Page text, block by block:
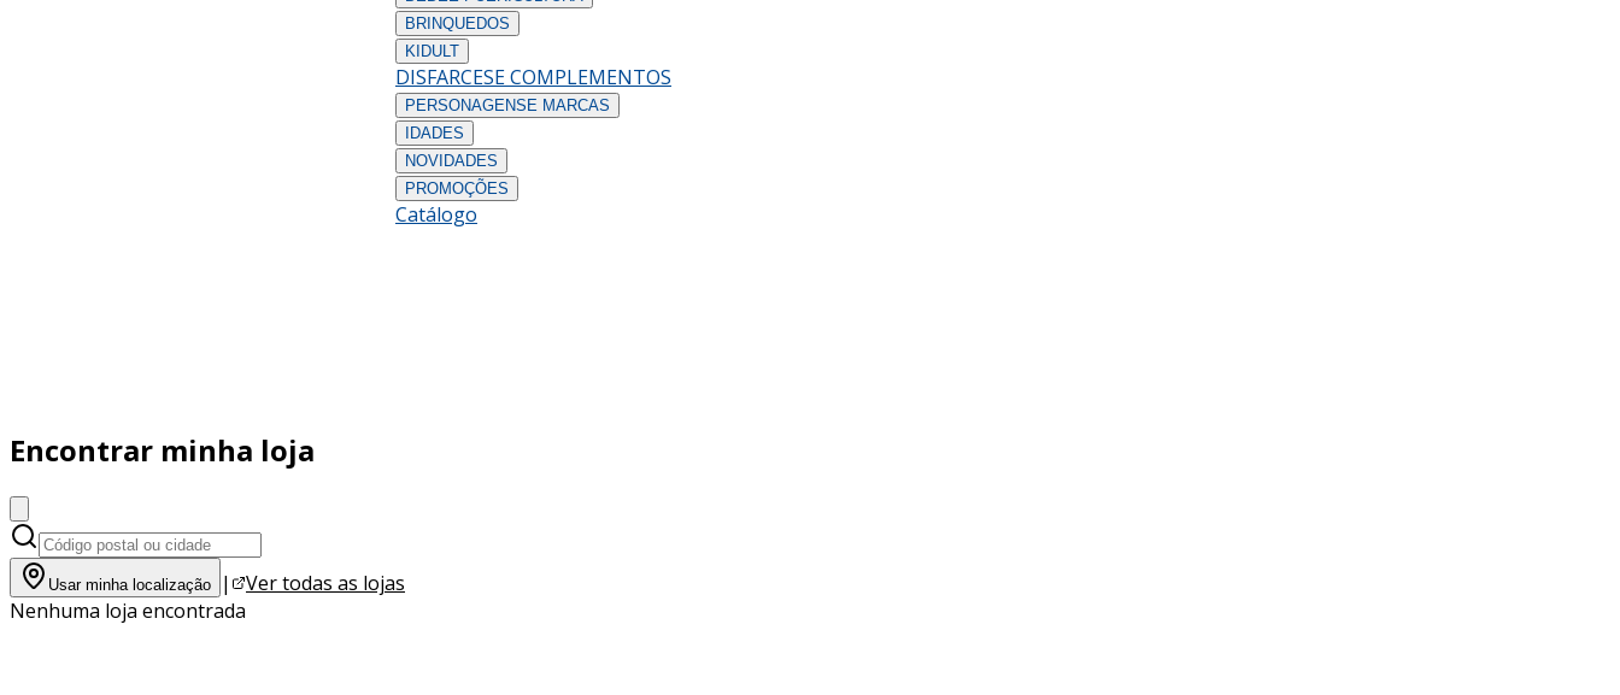
BRINQUEDOS
KIDULT
DISFARCESE COMPLEMENTOS
PERSONAGENS E MARCAS
IDADES
NOVIDADES
PROMOÇÕES
Catálogo
Encontrar minha loja
Usar minha localização |
Ver todas as lojas
Nenhuma loja encontrada